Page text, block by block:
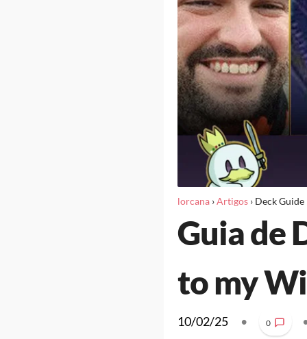
lorcana›Artigos› Deck Guide
Guia de
to my
10/02/25 • 0